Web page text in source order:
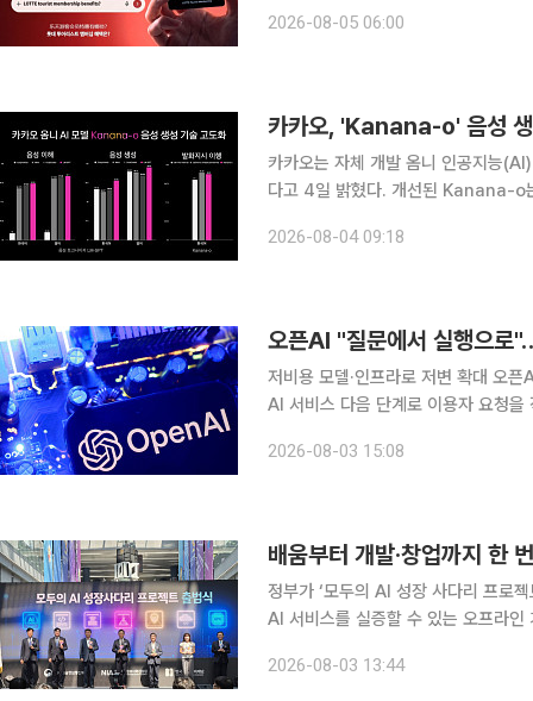
화(GEO‧Generative Engine
2026-08-05 06:00
카카오, 'Kanana-o' 음성 생
카카오는 자체 개발 옴니 인공지능
다고 4일 밝혔다. 개선된 Kanana-o는 이용자의 자연어 지시에 따라 말투와 속도, 음량, 음높이,
반 발화와 여러 조건을 조합한 복합 지
2026-08-04 09:18
오픈AI "질문에서 실행으로
저비용 모델·인프라로 저변 확대 오픈AI가 자사 AI 모델 이용자가 10억명을 넘어섰다고 발표하며
AI 서비스 다음 단계로 이용자 요청
2026-08-03 15:08
배움부터 개발·창업까지 한
정부가 ‘모두의 AI 성장 사다리 프로
AI 서비스를 실증할 수 있는 오프라
다. 과학기술정보통신부는 3일 국립
2026-08-03 13:44